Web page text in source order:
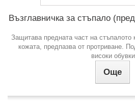
Възглавничка за стъпало
Защитава предната част на стъпалото
кожата, предпазва от протриване.
високи обувки.
Още